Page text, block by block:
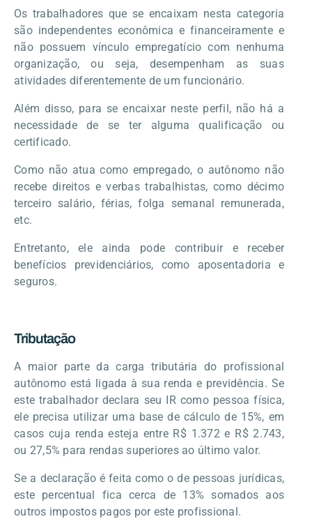
Os trabalhadores que se encaixam nesta categoria
são independentes econômica e financeiramente e
não possuem vínculo empregatício com nenhuma
organização, ou seja, desempenham as suas
atividades diferentemente de um funcionário.
Além disso, para se encaixar neste perfil, não há a
necessidade de se ter alguma qualificação ou
certificado.
Como não atua como empregado, o autônomo não
recebe direitos e verbas trabalhistas, como décimo
terceiro salário, férias, folga semanal remunerada,
etc.
Entretanto, ele ainda pode contribuir e receber
benefícios previdenciários, como aposentadoria e
seguros.
Tributação
A maior parte da carga tributária do profissional
autônomo está ligada à sua renda e previdência. Se
este trabalhador declara seu IR como pessoa física,
ele precisa utilizar uma base de cálculo de 15%, em
casos cuja renda esteja entre R$ 1.372 e R$ 2.743,
ou 27,5% para rendas superiores ao último valor.
Se a declaração é feita como o de pessoas jurídicas,
este percentual fica cerca de 13% somados aos
outros impostos pagos por este profissional.